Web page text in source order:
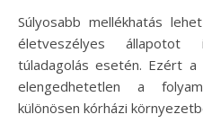
Súlyosabb mellékhatás
életveszélyes állapotot
túladagolás esetén. Ezért a
elengedhetetlen a
különösen kórházi